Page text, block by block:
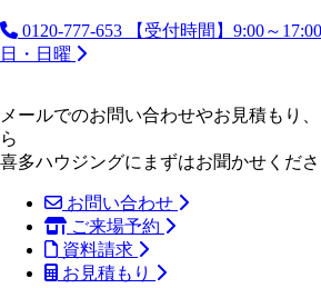
0120-777-653
【受付時間】9:00～
日・日曜
メールでのお問い合わせやお見積もり
ら
喜多ハウジングにまずはお聞かせくだ
お問い合わせ
ご来場予約
資料請求
お見積もり